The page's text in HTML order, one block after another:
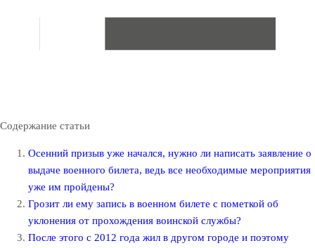
Содержание статьи
Осенний призыв уже начался, нужно ли написать заявление о
выдаче военного билета, ведь все необходимые мероприятия
уже им пройдены?
Грозит ли ему запись в военном билете с пометкой об
уклонения от прохождения воинской службы?
После этого с 2012 года жил в другом городе и поэтому